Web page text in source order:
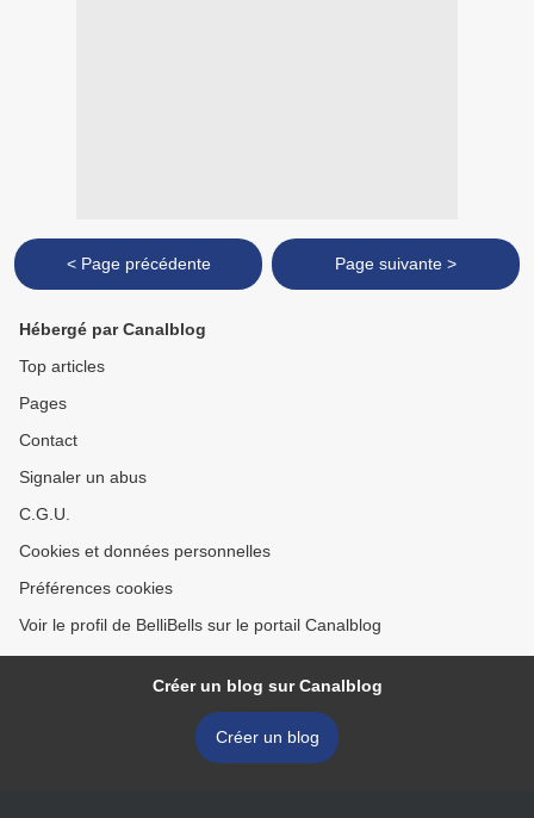
< Page précédente Page suivante >
Hébergé par Canalblog
Top articles
Pages
Contact
Signaler un abus
C.G.U.
Cookies et données personnelles
Préférences cookies
Voir le profil de BelliBells sur le portail Canalblog
Créer un blog sur Canalblog
Créer un blog